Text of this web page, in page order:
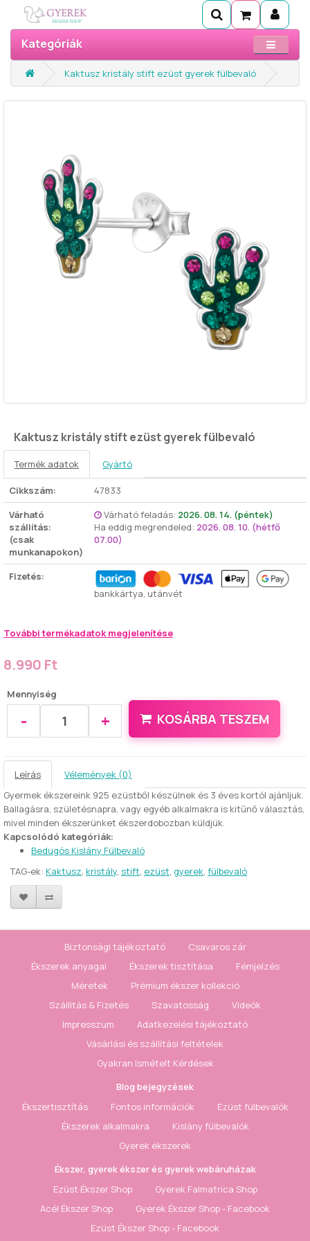
Kategóriák
Kaktusz kristály stift ezüst gyerek fülbevaló
Kaktusz kristály stift ezüst gyerek fülbevaló
Termék adatok Gyártó
Cikkszám:
47833
Várható
szállítás:
(csak
munkanapokon)
Várható feladás: 2026. 08. 14. (péntek)
Ha eddig megrendeled: 2026. 08. 10. (hétfő
07.00)
Fizetés:
bankkártya, utánvét
További termékadatok megjelenítése
8.990 Ft
Mennyiség
- + KOSÁRBA TESZEM
Leírás
Vélemények (0)
Gyermek ékszereink 925 ezüstből készülnek és 3 éves kortól ajánljuk.
Ballagásra, születésnapra, vagy egyéb alkalmakra is kitűnő választás,
mivel minden ékszerünket ékszerdobozban küldjük.
Kapcsolódó kategóriák:
Bedugós Kislány Fülbevaló
TAG-ek: Kaktusz, kristály, stift, ezüst, gyerek, fülbevaló
Biztonsági tájékoztató
Csavaros zár
Ékszerek anyagai
Ékszerek tisztítása
Fémjelzés
Méretek
Prémium ékszer kollekció
Szállítás & Fizetés
Szavatosság
Videók
Impresszum
Adatkezelési tájékoztató
Vásárlási és szállítási feltételek
Gyakran Ismételt Kérdések
Blog bejegyzések
Ékszertisztítás
Fontos információk
Ezüst fülbevalók
Ékszerek alkalmakra
Kislány fülbevalók
Gyerek ékszerek
Ékszer, gyerek ékszer és gyerek webáruházak
Ezüst Ékszer Shop
Gyerek Falmatrica Shop
Acél Ékszer Shop
Gyerek Ékszer Shop - Facebook
Ezüst Ékszer Shop - Facebook